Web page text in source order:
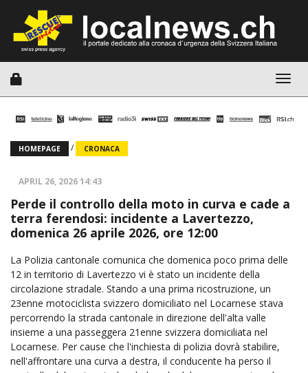
HOMEPAGE / CRONACA
APRIL 26, 2026 14:43
Perde il controllo della moto in curva e cade a
terra ferendosi: incidente a Lavertezzo,
domenica 26 aprile 2026, ore 12:00
La Polizia cantonale comunica che domenica poco prima delle
12 in territorio di Lavertezzo vi è stato un incidente della
circolazione stradale. Stando a una prima ricostruzione, un
23enne motociclista svizzero domiciliato nel Locarnese stava
percorrendo la strada cantonale in direzione dell'alta valle
insieme a una passeggera 21enne svizzera domiciliata nel
Locarnese. Per cause che l'inchiesta di polizia dovrà stabilire,
nell'affrontare una curva a destra, il conducente ha perso il